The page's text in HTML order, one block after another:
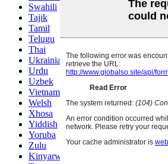
Swahili
Tajik
Tamil
Telugu
Thai
Ukrainian
Urdu
Uzbek
Vietnamese
Welsh
Xhosa
Yiddish
Yoruba
Zulu
Kinyarwanda